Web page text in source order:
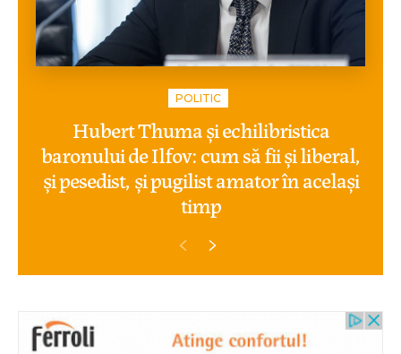
POLITIC
Hubert Thuma și echilibristica
baronului de Ilfov: cum să fii și liberal,
și pesedist, și pugilist amator în același
timp